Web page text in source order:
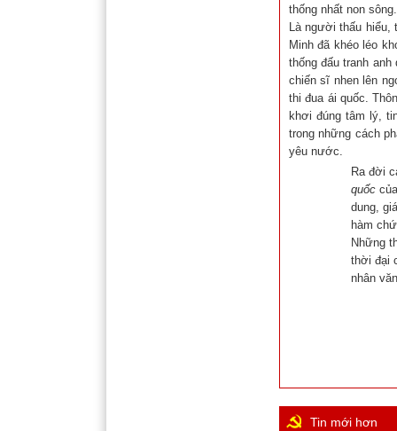
thống nhất non sông.
Là người thấu hiểu,
Minh đã khéo léo
thống đấu tranh
chiến sĩ nhen lên
thi đua ái quốc.
khơi đúng tâm lý,
trong những cách
yêu nước.
Ra đời
quốccủa
dung,
hàm
Những
thời đại
nhân
Tin mới hơn